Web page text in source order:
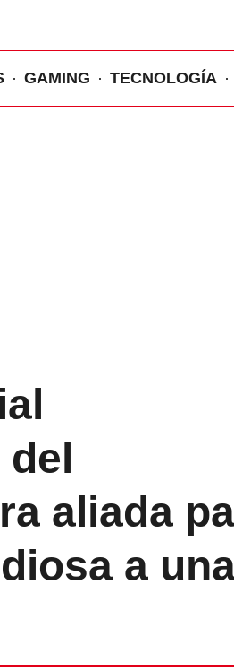
GAMING TECNOLOGÍA
aliada
a